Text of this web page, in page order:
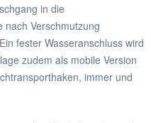
in die
nach Verschmutzung
fester Wasseranschluss wird
zudem als mobile Version
immer und